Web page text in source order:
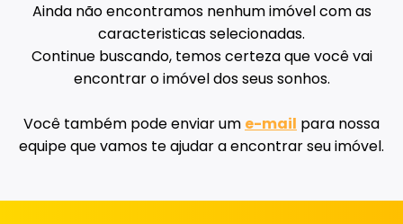
Ainda não encontramos nenhum imóvel com as
caracteristicas selecionadas.
Continue buscando, temos certeza que você vai
encontrar o imóvel dos seus sonhos.
Você também pode enviar um e-mail para nossa
equipe que vamos te ajudar a encontrar seu imóvel.